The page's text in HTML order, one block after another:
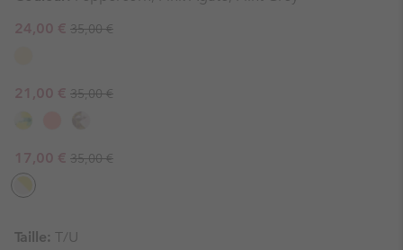
Sale price:
24,00 € Regular price:
35,00 €
Sale price:
21,00 € Regular price:
35,00 €
Sale price:
17,00 € Regular price:
35,00 €
Taille: T/U